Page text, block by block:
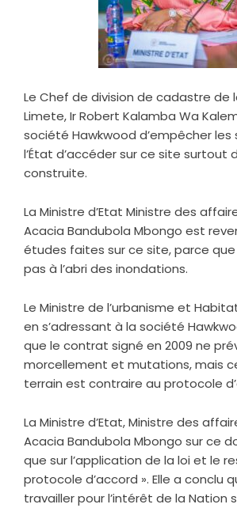
Le Chef de division de cadastre de
Limete, Ir Robert Kalamba Wa
société Hawkwood d’empêcher les
l’État d’accéder sur ce site surtout
construite.
La Ministre d’Etat Ministre des
Acacia Bandubola Mbongo est
études faites sur ce site, parce que
pas à l’abri des inondations.
Le Ministre de l’urbanisme et
en s’adressant à la société
que le contrat signé en 2009 ne
morcellement et mutations, mais
terrain est contraire au protocole
La Ministre d’Etat, Ministre des
Acacia Bandubola Mbongo sur ce
que sur l’application de la loi et le
protocole d’accord ». Elle a conclu
travailler pour l’intérêt de la Nation